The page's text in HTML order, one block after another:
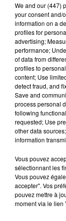
Publié :
ont averti
Les
Ouest, ils
voulu
tous les
Fil
Moha
Tayc et
We and our (447)
your consent and/
information on a
profiles for
advertising;
performance;
of data from
profiles to
content; Use
detect fraud, and
Save and
process personal
following
requested; Use
other data
information
Vous pouvez
sélectionnant les
Vous pouvez
accepter". Vos
pouvez mettre à
moment via le lien